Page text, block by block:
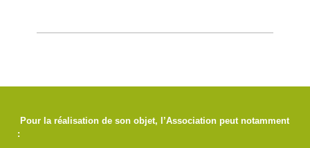
Pour la réalisation de son objet, l’Association peut notamment
: